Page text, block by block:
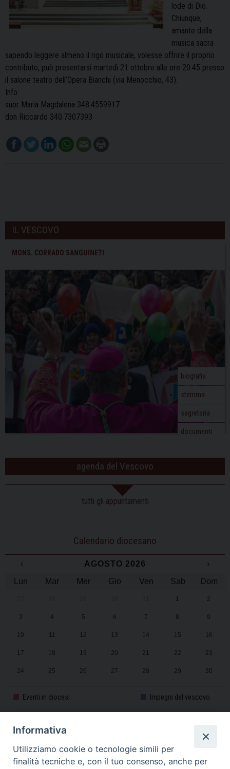
lode di Dio.
Chiunque,
amante della
musica sacra
sapendo leggere almeno il rigo musicale, volesse offrire il proprio
contributo, può presentarsi martedì 21 ottobre alle ore 20.45 presso
il salone teatro dell’Opera Bianchi (via Menocchio, 43).
Info:
suor Maria Magdalena 348.4559917
don Riccardo 340.7307393
IL VESCOVO
MONS. CORRADO SANGUINETI
biografia
stemma
segreteria
documenti
agenda del Vescovo
tutti gli appuntamenti
Calendario diocesano
‹ AGOSTO 2026
›
Lun
Mar Mer Gio Ven Sab Dom
1 2
3 4 5 6 7 8 9
10 11 12 13 14 15 16
17 18 19 20 21 22 23
24 25 26 27 28 29 30
31 1 2 3 4 5 6
Eventi in diocesi Impegni del vescovo
CALENDARIO PASTORALE 2025-2026
Informativa
Utilizziamo cookie o tecnologie simili per
finalità tecniche e, con il tuo consenso, anche per